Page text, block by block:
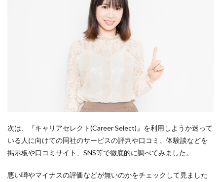
次は、『キャリアセレクト(Career Select)』を利用しようか迷って
いる人に向けての同社のサービスの評判や口コミ、体験談などを
掲示板や口コミサイト、SNS等で徹底的に調べてみました。
悪い噂やマイナスの評価などが無いのかをチェックして見ました